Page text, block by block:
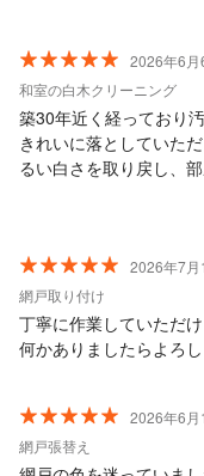
2026年6月
和室の白木クリーニング
築30年近く経っており
きれいに落としていた
るい白さを取り戻し、部
っとした質問にも気さ
2026年7月
網戸取り付け
丁寧に作業していただ
何かありましたらよろし
2026年6月
網戸張替え